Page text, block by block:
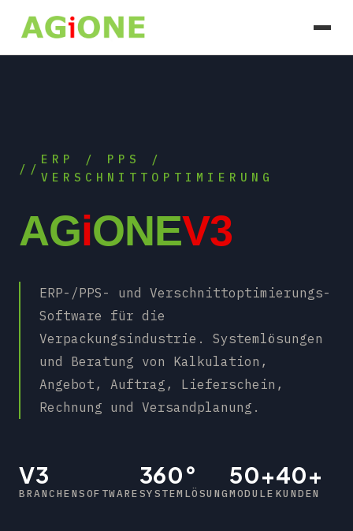
ERP / PPS /
VERSCHNITTOPTIMIERUNG
AGiONEV3
ERP-/PPS- und Verschnittoptimierungs-
Software für die
Verpackungsindustrie. Systemlösungen
und Beratung von Kalkulation,
Angebot, Auftrag, Lieferschein,
Rechnung und Versandplanung.
V3
BRANCHENSOFTWARE
360°
SYSTEMLÖSUNG
50+
MODULE
40+
KUNDEN